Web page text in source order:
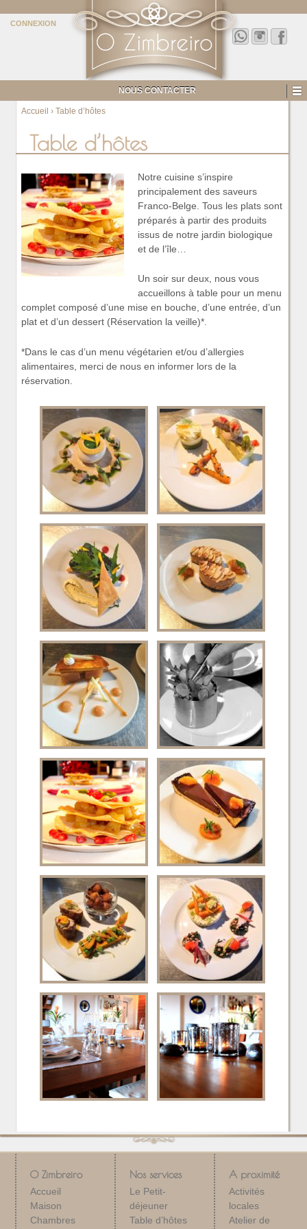
NOUS CONTACTER
CONNEXION
Accueil › Table d’hôtes
Table d’hôtes
Notre cuisine s’inspire
principalement des saveurs
Franco-Belge. Tous les plats sont
préparés à partir des produits
issus de notre jardin biologique
et de l’île…
Un soir sur deux, nous vous
accueillons à table pour un menu
complet composé d’une mise en bouche, d’une entrée, d’un
plat et d’un dessert (Réservation la veille)*.
*Dans le cas d’un menu végétarien et/ou d’allergies
alimentaires, merci de nous en informer lors de la
réservation.
O Zimbreiro
Accueil
Maison
Chambres
Nos services
Le Petit-
déjeuner
Table d’hôtes
A proximité
Activités
locales
Atelier de